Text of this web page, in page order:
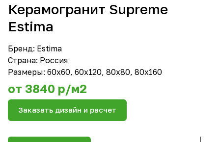
Керамогранит Supreme
Estima
Бренд: Estima
Страна: Россия
Размеры: 60х60, 60х120, 80х80, 80х160
от 3840 р/м2
Заказать дизайн и расчет